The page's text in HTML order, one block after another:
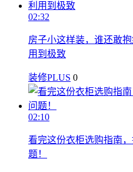
02:32
房子小这样装，谁还敢
用到极致
装修PLUS 0
02:10
看完这份衣柜选购指南
题！